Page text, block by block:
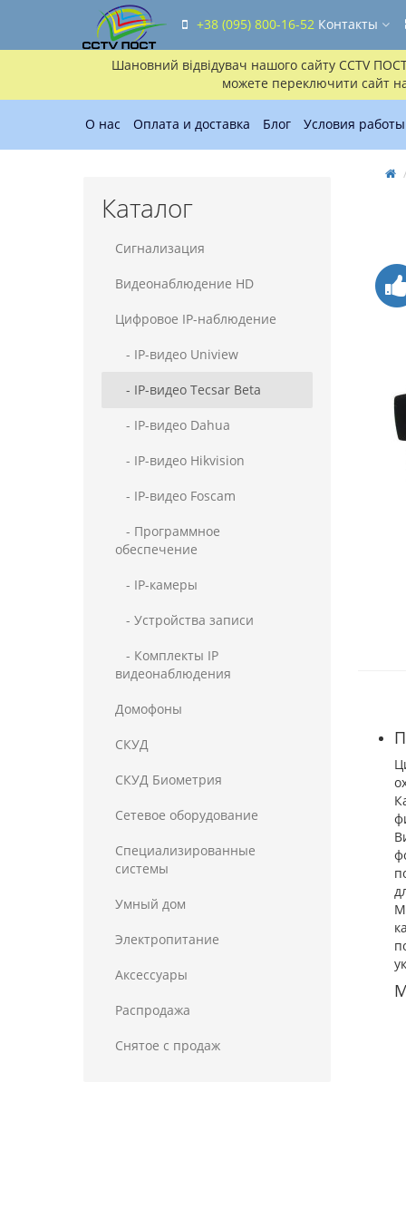
Шановний відвідувач нашого сайту CCTV
можете переключити сайт
+38 (095) 800-16-52 Контакты
О нас Оплата и доставка Блог Условия работы
Каталог
Сигнализация
Видеонаблюдение HD
Цифровое IP-наблюдение
- IP-видео Uniview
- IP-видео Tecsar Beta
- IP-видео Dahua
- IP-видео Hikvision
- IP-видео Foscam
- Программное
обеспечение
- IP-камеры
- Устройства записи
- Комплекты IP
видеонаблюдения
Домофоны
СКУД
СКУД Биометрия
Сетевое оборудование
Специализированные
системы
Умный дом
Электропитание
Аксессуары
Распродажа
Снятое с продаж